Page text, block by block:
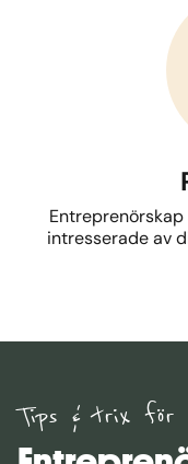
intresserade av
Tips & trix för